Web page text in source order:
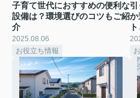
子育て世代におすすめの便利な
設備は？環境選びのコツもご紹
介
2025.08.06
お役立ち情報
か